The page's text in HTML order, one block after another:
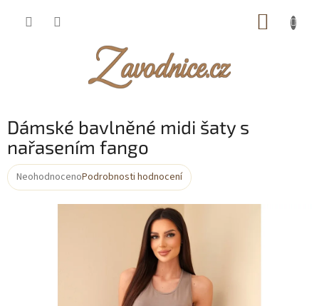
Dámské bavlněné midi šaty s
nařasením fango
Průměrné
NeohodnocenoPodrobnosti hodnocení